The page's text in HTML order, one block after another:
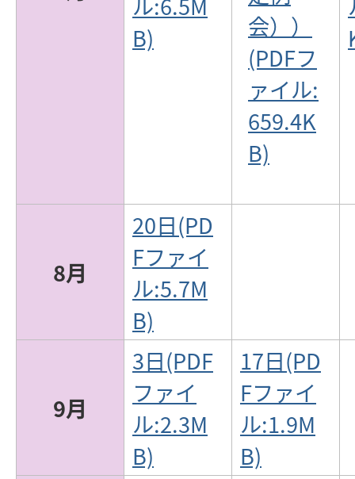
B)
会））
(PDFフ
ァイル:
659.4K
B)
8月
20日(PD
Fファイ
ル:5.7M
B)
9月
3日(PDF
ファイ
ル:2.3M
B)
17日(PD
Fファイ
ル:1.9M
B)